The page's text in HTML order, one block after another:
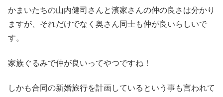
かまいたちの山内健司さんと濱家さんの仲の良さは分かり
ますが、それだけでなく奥さん同士も仲が良いらしいで
す。
家族ぐるみで仲が良いってやつですね！
しかも合同の新婚旅行を計画しているという事も言われて